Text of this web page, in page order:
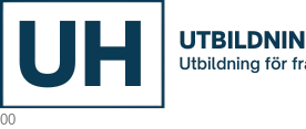
00